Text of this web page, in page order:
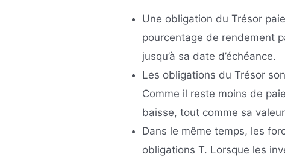
Une obligation du Trésor
pourcentage de rendement
jusqu’à sa date d’échéance.
Les obligations du Trésor
Comme il reste moins de
baisse, tout comme sa
Dans le même temps, les
obligations T. Lorsque les